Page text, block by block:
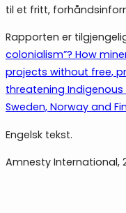
til et fritt,
Rapporten er
colonialism”? How
projects without free,
threatening
Sweden, Norway and
Engelsk tekst.
Amnesty International,